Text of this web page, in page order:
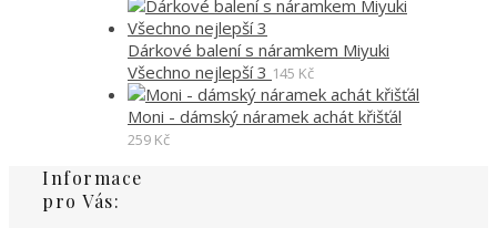
Dárkové balení s náramkem Miyuki
Všechno nejlepší 3 145 Kč
Moni - dámský náramek achát křišťál
259 Kč
Informace
pro Vás: